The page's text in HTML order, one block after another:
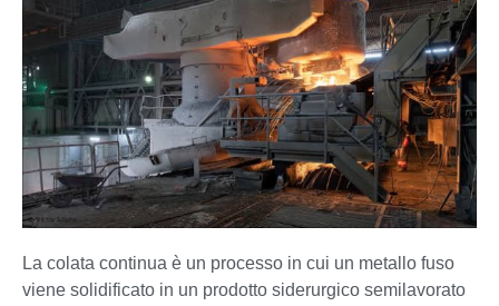
La colata continua è un processo in cui un metallo fuso
viene solidificato in un prodotto siderurgico semilavorato